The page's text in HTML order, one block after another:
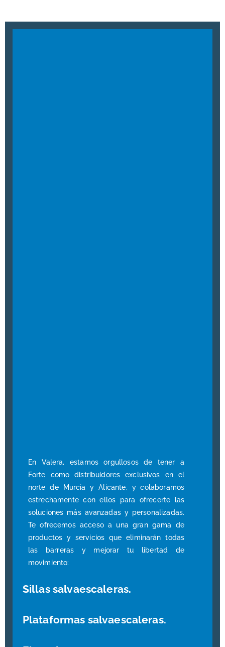
En Valera, estamos orgullosos de tener a
Forte como distribuidores exclusivos en el
norte de Murcia y Alicante, y colaboramos
estrechamente con ellos para ofrecerte las
soluciones más avanzadas y personalizadas.
Teofrecemos acceso a una gran gama de
productos y servicios que eliminarán todas
las barreras y mejorar tu libertad de
movimiento:
Sillas salvaescaleras.
Plataformas salvaescaleras.